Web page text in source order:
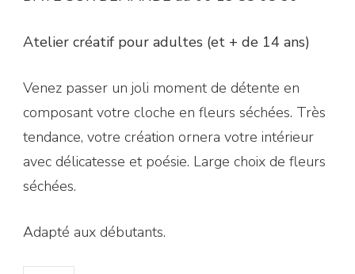
Atelier créatif pour adultes (et + de 14 ans)
Venez passer un joli moment de détente en
composant votre cloche en fleurs séchées. Très
tendance, votre création ornera votre intérieur
avec délicatesse et poésie. Large choix de fleurs
séchées.
Adapté aux débutants.